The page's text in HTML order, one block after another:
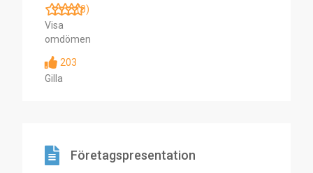
(0)
Visa
omdömen
203
Gilla
Företagspresentation